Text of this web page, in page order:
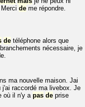
de me répondre.
de téléphone alors que
nécessaire, je
ma nouvelle maison. Jai
j'ai raccordé ma livebox. Je
où il n'y a pas de prise